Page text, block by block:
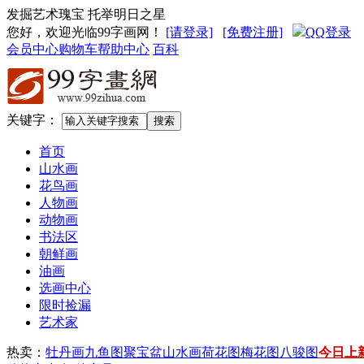
发掘艺术瑰宝 托举明日之星
您好，欢迎光临99字画网 ！ [请登录] [免费注册]
QQ登录
会员中心购物车帮助中心 百科
关键字：
首页
山水画
花鸟画
人物画
动物画
书法区
朝鲜画
油画
选画中心
限时捡漏
艺术家
热卖： 牡丹画九鱼图聚宝盆山水画荷花图梅花图 八骏图今日上